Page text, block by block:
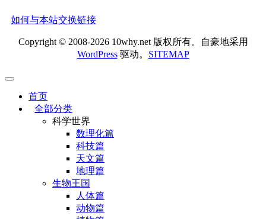
如何与本站交换链接
Copyright © 2008-2026 10why.net 版权所有。自豪地采用
WordPress驱动。 SITEMAP
首页
全部分类
科学世界
数理化篇
科技篇
天文篇
地理篇
生物王国
人体篇
动物篇